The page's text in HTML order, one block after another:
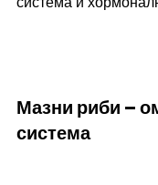
Мазни риби –
система